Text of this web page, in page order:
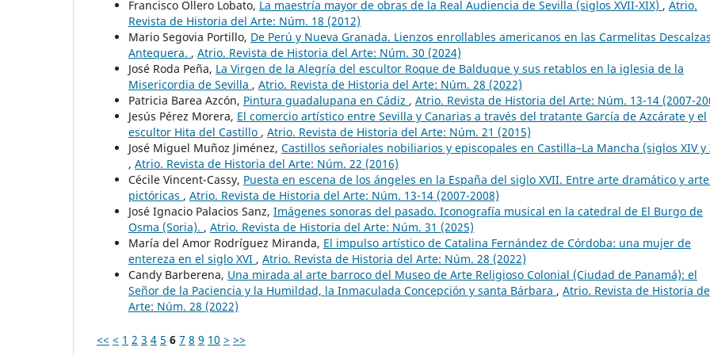
Francisco Ollero Lobato, La maestría mayor de obras de la Real Audiencia de Sevilla (siglos XVII-XIX) , Atrio.
Revista de Historia del Arte: Núm. 18 (2012)
Mario Segovia Portillo, De Perú y Nueva Granada. Lienzos enrollables americanos en las Carmelitas
Antequera. , Atrio. Revista de Historia del Arte: Núm. 30 (2024)
José Roda Peña, La Virgen de la Alegría del escultor Roque de Balduque y sus retablos en la iglesia de la
Misericordia de Sevilla , Atrio. Revista de Historia del Arte: Núm. 28 (2022)
Patricia Barea Azcón, Pintura guadalupana en Cádiz , Atrio. Revista de Historia del Arte: Núm. 13-14 (2007-
Jesús Pérez Morera, El comercio artístico entre Sevilla y Canarias a través del tratante García de Azcárate y el
escultor Hita del Castillo , Atrio. Revista de Historia del Arte: Núm. 21 (2015)
José Miguel Muñoz Jiménez, Castillos señoriales nobiliarios y episcopales en Castilla–La Mancha (siglos XIV y
, Atrio. Revista de Historia del Arte: Núm. 22 (2016)
Cécile Vincent-Cassy, Puesta en escena de los ángeles en la España del siglo XVII. Entre arte dramático y
pictóricas , Atrio. Revista de Historia del Arte: Núm. 13-14 (2007-2008)
José Ignacio Palacios Sanz, Imágenes sonoras del pasado. Iconografía musical en la catedral de El Burgo de
Osma (Soria). , Atrio. Revista de Historia del Arte: Núm. 31 (2025)
María del Amor Rodríguez Miranda, El impulso artístico de Catalina Fernández de Córdoba: una mujer de
entereza en el siglo XVI , Atrio. Revista de Historia del Arte: Núm. 28 (2022)
Candy Barberena, Una mirada al arte barroco del Museo de Arte Religioso Colonial (Ciudad de Panamá): el
Señor de la Paciencia y la Humildad, la Inmaculada Concepción y santa Bárbara , Atrio. Revista de Historia
Arte: Núm. 28 (2022)
<< < 1 2 3 4 5 6 7 8 9 10 > >>